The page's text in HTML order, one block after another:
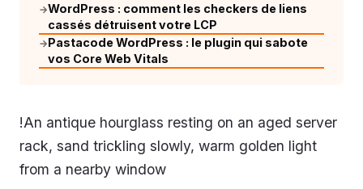
→WordPress : comment les checkers de liens
cassés détruisent votre LCP
→Pastacode WordPress : le plugin qui sabote
vos Core Web Vitals
!An antique hourglass resting on an aged server
rack, sand trickling slowly, warm golden light
from a nearby window